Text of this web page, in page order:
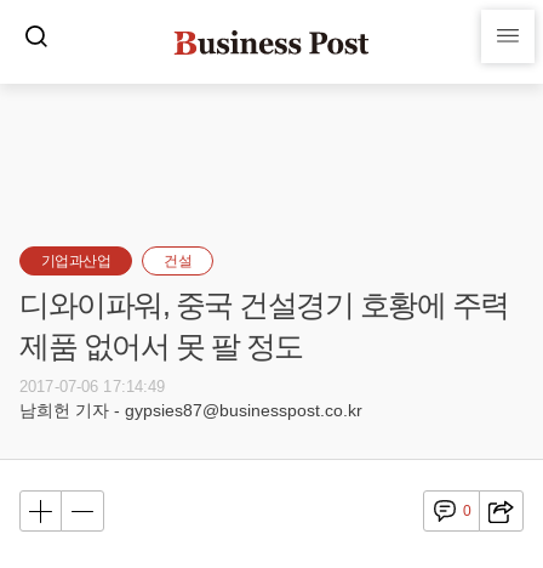
기업과산업 건설
디와이파워, 중국 건설경기 호황에 주력
제품 없어서 못 팔 정도
2017-07-06 17:14:49
남희헌 기자 - gypsies87@businesspost.co.kr
0